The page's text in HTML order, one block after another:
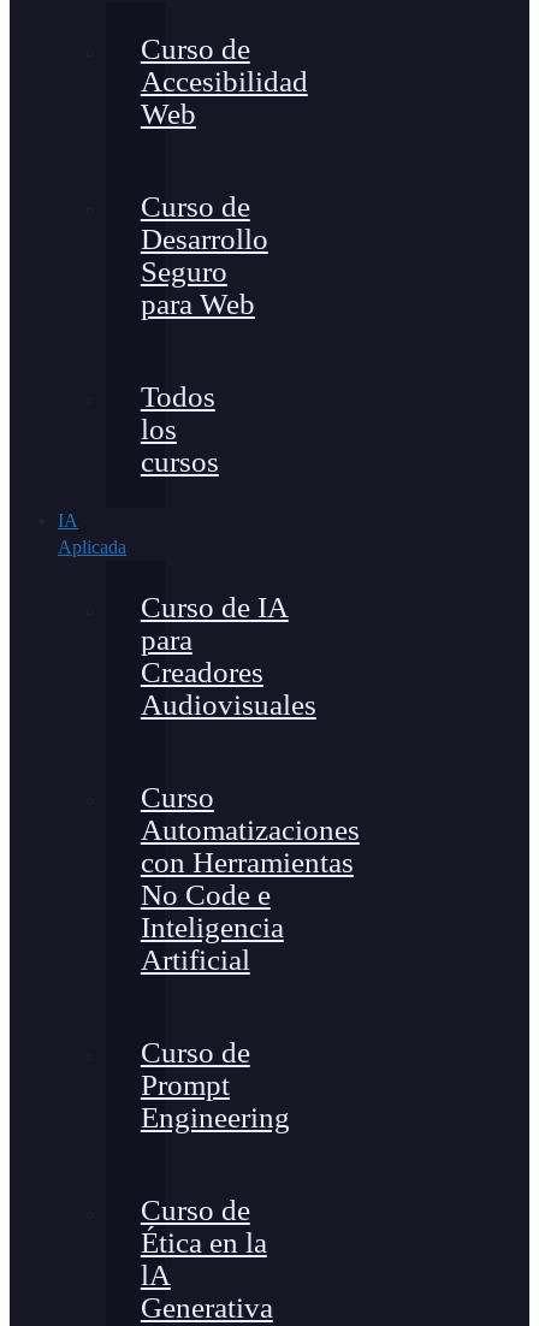
Curso de
Accesibilidad
Web
Curso de
Desarrollo
Seguro
para Web
Todos
los
cursos
IA
Aplicada
Curso de IA
para
Creadores
Audiovisuales
Curso
Automatizaciones
con Herramientas
No Code e
Inteligencia
Artificial
Curso de
Prompt
Engineering
Curso de
Ética en la
lA
Generativa